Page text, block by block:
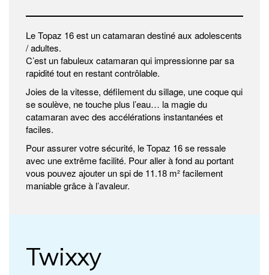
Le Topaz 16 est un catamaran destiné aux adolescents
/ adultes.
C’est un fabuleux catamaran qui impressionne par sa
rapidité tout en restant contrôlable.
Joies de la vitesse, défilement du sillage, une coque qui
se soulève, ne touche plus l’eau… la magie du
catamaran avec des accélérations instantanées et
faciles.
Pour assurer votre sécurité, le Topaz 16 se ressale
avec une extrême facilité. Pour aller à fond au portant
vous pouvez ajouter un spi de 11.18 m² facilement
maniable grâce à l’avaleur.
Twixxy